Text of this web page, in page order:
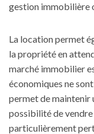
gestion immobilière
La location permet
la propriété en
marché immobilier
économiques ne
permet de maintenir
possibilité de
particulièrement